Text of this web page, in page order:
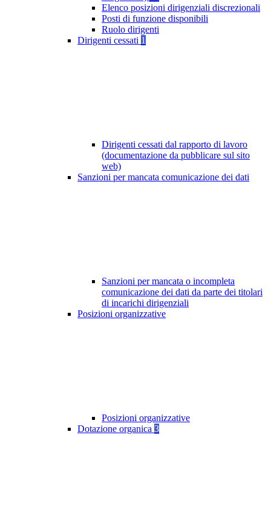
Elenco posizioni dirigenziali discrezionali
Posti di funzione disponibili
Ruolo dirigenti
Dirigenti cessati 1
Dirigenti cessati dal rapporto di lavoro
(documentazione da pubblicare sul sito
web)
Sanzioni per mancata comunicazione dei dati
Sanzioni per mancata o incompleta
comunicazione dei dati da parte dei titolari
di incarichi dirigenziali
Posizioni organizzative
Posizioni organizzative
Dotazione organica 3